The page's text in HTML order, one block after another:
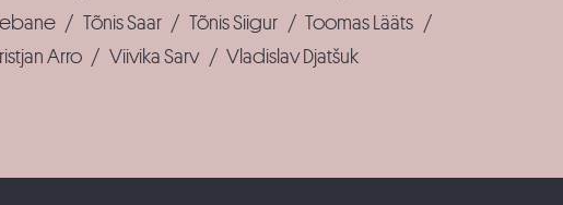
/ Tõnis Saar / Tõnis Siigur / Toomas Lääts
/
Arro / Viivika Sarv / Vladislav Djatšuk